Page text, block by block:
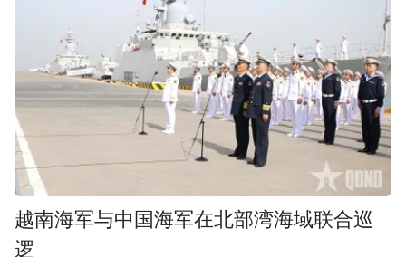
越南海军与中国海军在北部湾海域联合巡
逻